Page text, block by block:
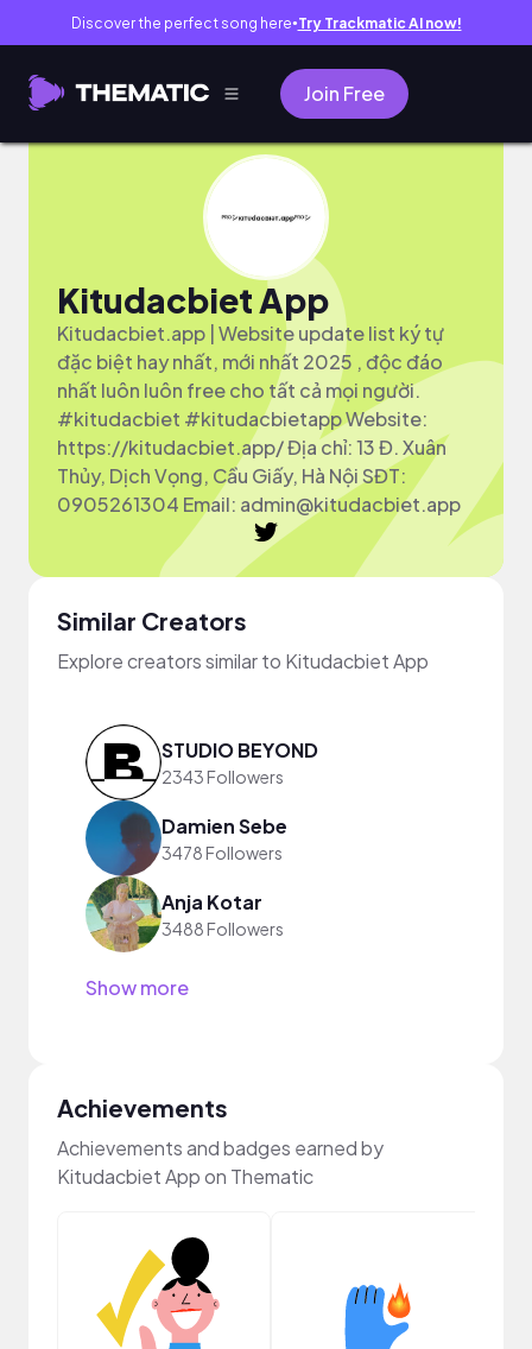
Discover the perfect song here● Try Trackmatic AI now!
Join Free
Kitudacbiet App
Kitudacbiet.app | Website update list ký tự
đặc biệt hay nhất, mới nhất 2025 , độc đáo
nhất luôn luôn free cho tất cả mọi người.
#kitudacbiet #kitudacbietapp Website:
https://kitudacbiet.app/ Địa chỉ: 13 Đ. Xuân
Thủy, Dịch Vọng, Cầu Giấy, Hà Nội SĐT:
0905261304 Email: admin@kitudacbiet.app
Similar Creators
Explore creators similar to Kitudacbiet App
STUDIO BEYOND
2343 Followers
Damien Sebe
3478 Followers
Anja Kotar
3488 Followers
Show more
Achievements
Achievements and badges earned by
Kitudacbiet App on Thematic